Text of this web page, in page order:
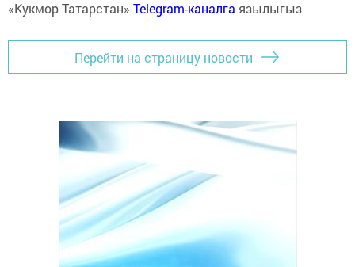
«Кукмор Татарстан» Telegram-каналга язылыгыз
Перейти на страницу новости